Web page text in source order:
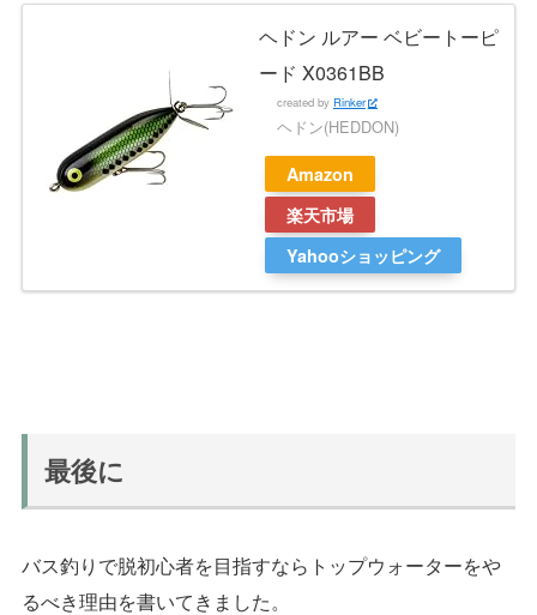
ヘドン ルアー ベビートーピ
ード X0361BB
created by Rinker
ヘドン(HEDDON)
Amazon
楽天市場
Yahooショッピング
最後に
バス釣りで脱初心者を目指すならトップウォーターをや
るべき理由を書いてきました。